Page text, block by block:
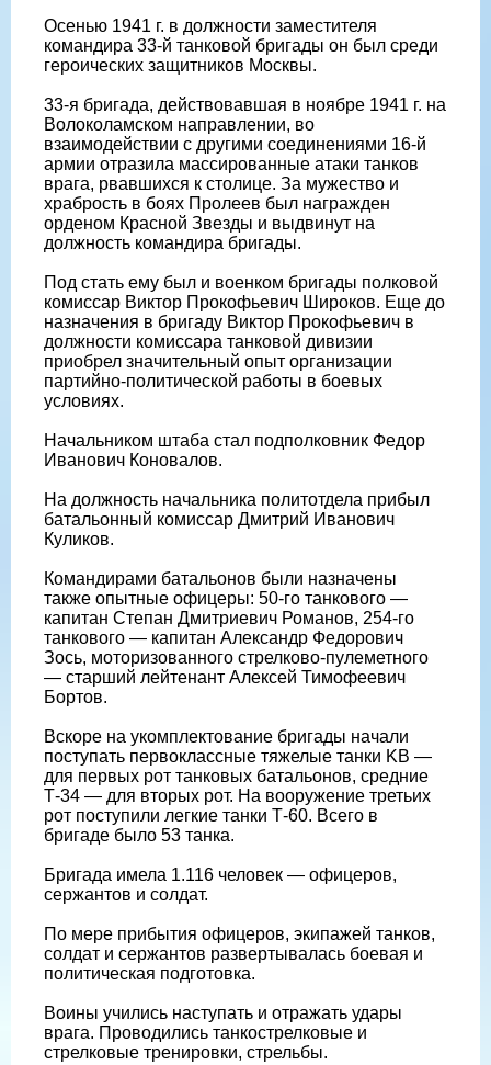
Осенью 1941 г. в должности заместителя
командира 33-й танковой бригады он был среди
героических защитников Москвы.
33-я бригада, действовавшая в ноябре 1941 г. на
Волоколамском направлении, во
взаимодействии с другими соединениями 16-й
армии отразила массированные атаки танков
врага, рвавшихся к столице. За мужество и
храбрость в боях Пролеев был награжден
орденом Красной Звезды и выдвинут на
должность командира бригады.
Под стать ему был и военком бригады полковой
комиссар Виктор Прокофьевич Широков. Еще до
назначения в бригаду Виктор Прокофьевич в
должности комиссара танковой дивизии
приобрел значительный опыт организации
партийно-политической работы в боевых
условиях.
Начальником штаба стал подполковник Федор
Иванович Коновалов.
На должность начальника политотдела прибыл
батальонный комиссар Дмитрий Иванович
Куликов.
Командирами батальонов были назначены
также опытные офицеры: 50-го танкового —
капитан Степан Дмитриевич Романов, 254-го
танкового — капитан Александр Федорович
Зось, моторизованного стрелково-пулеметного
— старший лейтенант Алексей Тимофеевич
Бортов.
Вскоре на укомплектование бригады начали
поступать первоклассные тяжелые танки KB —
для первых рот танковых батальонов, средние
Т-34 — для вторых рот. На вооружение третьих
рот поступили легкие танки Т-60. Всего в
бригаде было 53 танка.
Бригада имела 1.116 человек — офицеров,
сержантов и солдат.
По мере прибытия офицеров, экипажей танков,
солдат и сержантов развертывалась боевая и
политическая подготовка.
Воины учились наступать и отражать удары
врага. Проводились танкострелковые и
стрелковые тренировки, стрельбы.